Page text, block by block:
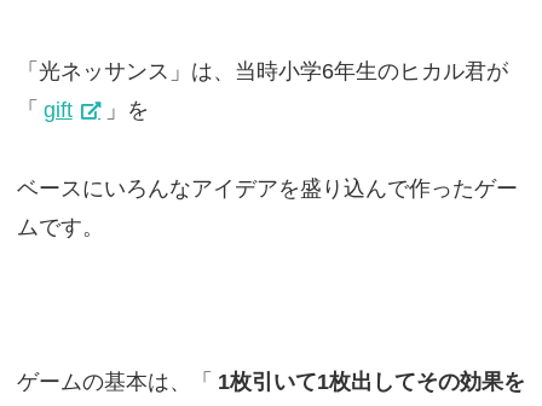
「光ネッサンス」は、当時小学6年生のヒカル君が
「 gift 」を
ベースにいろんなアイデアを盛り込んで作ったゲー
ムです。
ゲームの基本は、「 1枚引いて1枚出してその効果を